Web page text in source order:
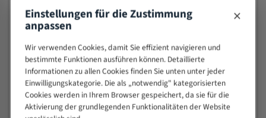
8/12 6/10
20
4/6
50
4/5
80
> 100
VOLLMATERIAL
Einstellungen für die Zustimmung
anpassen ×
Wir verwenden Cookies, damit Sie effizient navigieren und
bestimmte Funktionen ausführen können. Detaillierte
Informationen zu allen Cookies finden Sie unten unter jeder
Einwilligungskategorie. Die als „notwendig" kategorisierten
Cookies werden in Ihrem Browser gespeichert, da sie für die
Aktivierung der grundlegenden Funktionalitäten der Website